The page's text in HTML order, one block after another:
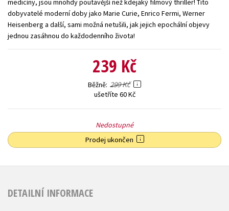
medicíny, jsou mnohdy poutavější než kdejaký filmový thriller! Tito
dobyvatelé moderní doby jako Marie Curie, Enrico Fermi, Werner
Heisenberg a další, sami možná netušili, jak jejich epochální objevy
jednou zasáhnou do každodenního života!
239 Kč
Běžně 299 Kč
ušetříte 60 Kč
Nedostupné
Prodej ukončen
DETAILNÍ INFORMACE